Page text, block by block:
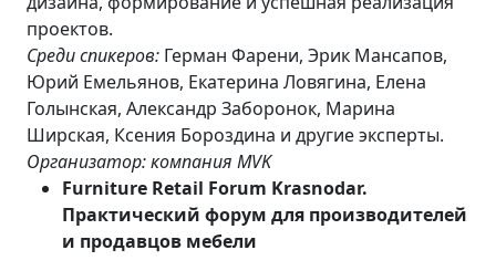
проектов.
Среди спикеров: Герман Фарени, Эрик Мансапов,
Юрий Емельянов, Екатерина Ловягина, Елена
Голынская, Александр Заборонок, Марина
Ширская, Ксения Бороздина и другие эксперты.
Организатор: компания MVK
Furniture Retail Forum Krasnodar.
Практический форум для производителей
и продавцов мебели